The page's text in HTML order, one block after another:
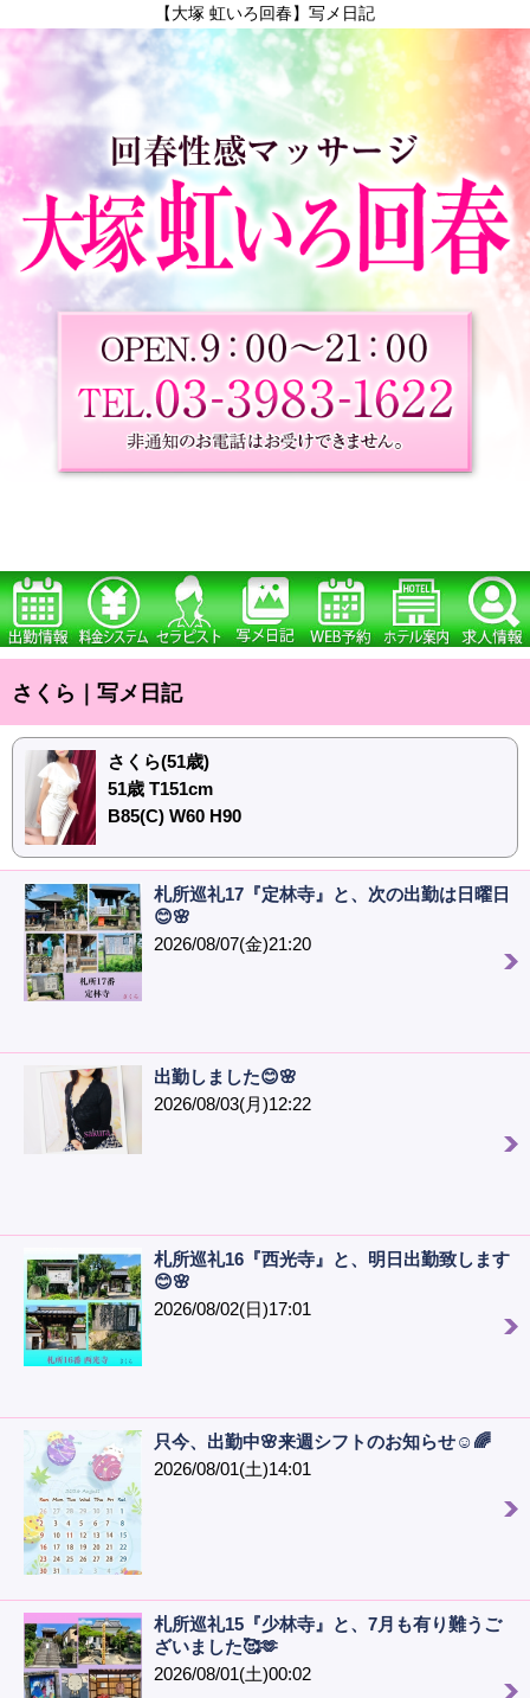
【大塚 虹いろ回春】写メ日記
さくら｜写メ日記
さくら(51歳)
51歳 T151cm
B85(C) W60 H90
札所巡礼17『定林寺』と、次の出勤は日曜日
😊🌸
2026/08/07(金)21:20
出勤しました😊🌸
2026/08/03(月)12:22
札所巡礼16『西光寺』と、明日出勤致します
😊🌸
2026/08/02(日)17:01
只今、出勤中🌸来週シフトのお知らせ☺️🌈
2026/08/01(土)14:01
札所巡礼15『少林寺』と、7月も有り難うご
ざいました🥰🫶
2026/08/01(土)00:02